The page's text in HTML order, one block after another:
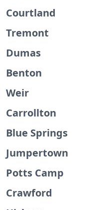
Courtland
Tremont
Dumas
Benton
Weir
Carrollton
Blue Springs
Jumpertown
Potts Camp
Crawford